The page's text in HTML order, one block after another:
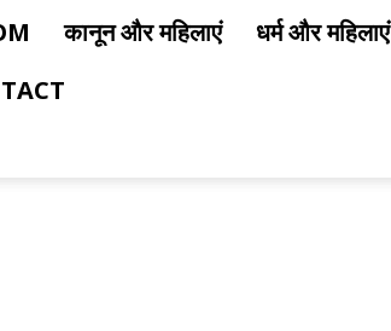
कानून और महिलाएं धर्म और महिलाएं